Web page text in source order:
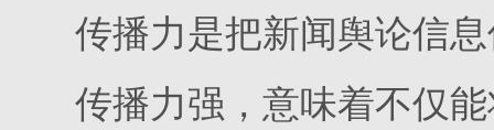
传播力是把新闻舆论信
传播力强，意味着不仅